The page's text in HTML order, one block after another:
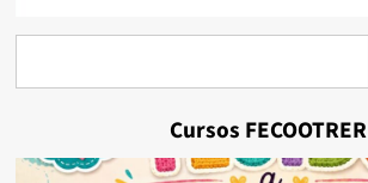
Cursos FECOOTRER